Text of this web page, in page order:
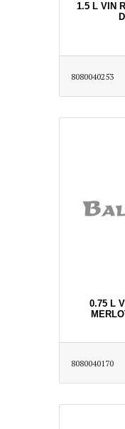
1.5 L VIN
8080040253
0.75 L
8080040170